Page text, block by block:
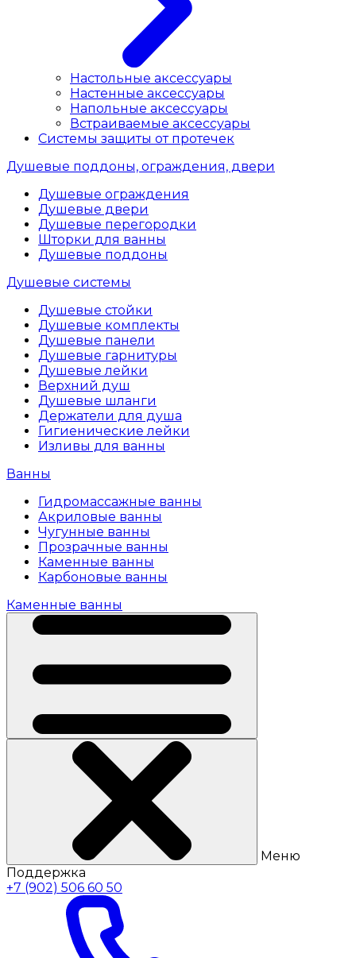
Настольные аксессуары
Настенные аксессуары
Напольные аксессуары
Встраиваемые аксессуары
Системы защиты от протечек
Душевые поддоны, ограждения, двери
Душевые ограждения
Душевые двери
Душевые перегородки
Шторки для ванны
Душевые поддоны
Душевые системы
Душевые стойки
Душевые комплекты
Душевые панели
Душевые гарнитуры
Душевые лейки
Верхний душ
Душевые шланги
Держатели для душа
Гигиенические лейки
Изливы для ванны
Ванны
Гидромассажные ванны
Акриловые ванны
Чугунные ванны
Прозрачные ванны
Каменные ванны
Карбоновые ванны
Каменные ванны
Меню
Поддержка
+7 (902) 506 60 50